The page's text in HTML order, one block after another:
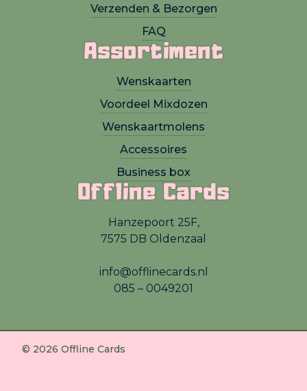
Verzenden & Bezorgen
FAQ
Assortiment
Wenskaarten
Voordeel Mixdozen
Wenskaartmolens
Accessoires
Business box
Offline Cards
Hanzepoort 25F,
7575 DB Oldenzaal
info@offlinecards.nl
085 – 0049201
© 2026 Offline Cards